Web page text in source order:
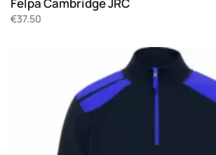
€37.50